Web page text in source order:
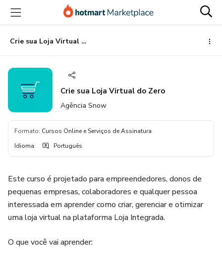
para
conteúdo
principal
para
pagamento
para
rodapé
Crie sua Loja Virtual do Zero
Crie sua Loja Virtual do Zero
Agência Snow
Formato: Cursos Online e Serviços de Assinatura
Idioma: Português
Este curso é projetado para empreendedores, donos de
pequenas empresas, colaboradores e qualquer pessoa
interessada em aprender como criar, gerenciar e otimizar
uma loja virtual na plataforma Loja Integrada.
O que você vai aprender: